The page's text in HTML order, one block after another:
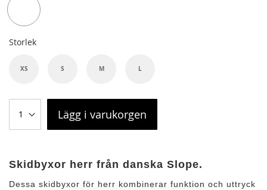
Storlek
XS S M L
Lägg i varukorgen
Skidbyxor herr från danska Slope.
Dessa skidbyxor för herr kombinerar funktion och uttryck